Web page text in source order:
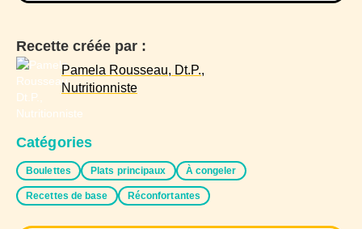
Recette créée par :
Pamela Rousseau, Dt.P.,
Nutritionniste
Catégories
Boulettes Plats principaux À congeler
Recettes de base Réconfortantes